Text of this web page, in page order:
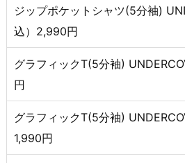
ジップポケットシャツ(5分袖)
込）2,990円
グラフィックT(5分袖)
円
グラフィックT(5分袖)
1,990円